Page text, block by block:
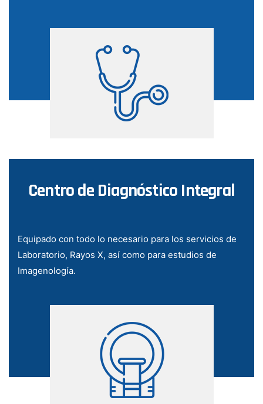
Centro de Diagnóstico Integral
Equipado con todo lo necesario para los servicios de
Laboratorio, Rayos X, así como para estudios de
Imagenología.